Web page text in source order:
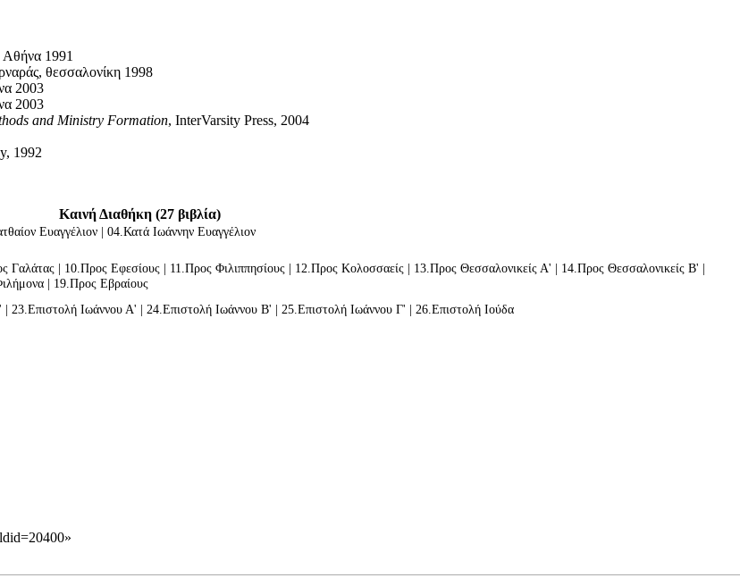
Αθήνα 1991
θεσσαλονίκη 1998
2003
2003
and Ministry Formation, InterVarsity Press, 2004
1992
Καινή Διαθήκη (27 βιβλία)
Ευαγγέλιον | 04.Κατά Ιωάννην Ευαγγέλιον
Γαλάτας | 10.Προς Εφεσίους | 11.Προς Φιλιππησίους | 12.Προς Κολοσσαείς | 13.Προς Θεσσαλονικείς Α' | 14.Προς Θεσσαλονικείς Β' |
| 19.Προς Εβραίους
| 23.Eπιστολή Ιωάννου Α' | 24.Eπιστολή Ιωάννου Β' | 25.Eπιστολή Ιωάννου Γ' | 26.Επιστολή Ιούδα
»